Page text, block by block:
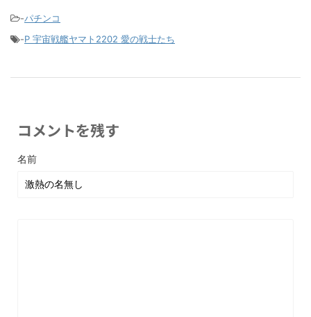
-パチンコ
-P 宇宙戦艦ヤマト2202 愛の戦士たち
コメントを残す
名前